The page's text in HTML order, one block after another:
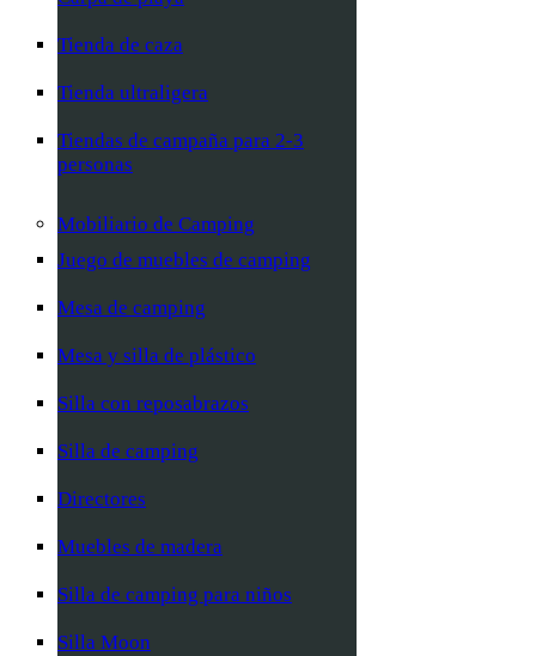
Tienda de caza
Tienda ultraligera
Tiendas de campaña para 2-3
personas
Mobiliario de Camping
Juego de muebles de camping
Mesa de camping
Mesa y silla de plástico
Silla con reposabrazos
Silla de camping
Directores
Muebles de madera
Silla de camping para niños
Silla Moon